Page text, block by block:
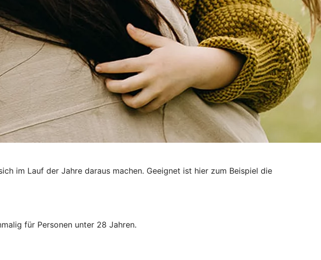
im Lauf der Jahre daraus machen. Geeignet ist hier zum Beispiel die
für Personen unter 28 Jahren.